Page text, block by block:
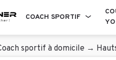
COACH SPORTIF
sportif à domicile →